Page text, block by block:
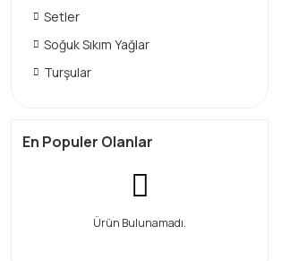
Setler
Soğuk Sıkım Yağlar
Turşular
En Populer Olanlar
Ürün Bulunamadı.